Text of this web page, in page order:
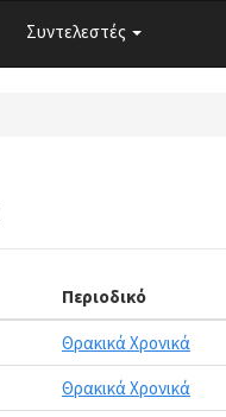
Συντελεστές
Περιοδικό
Θρακικά Χρονικά
Θρακικά Χρονικά